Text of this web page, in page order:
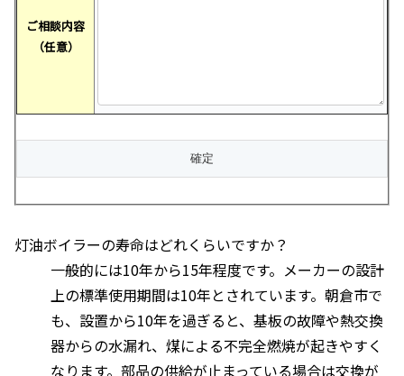
ご相談内容
（任意）
灯油ボイラーの寿命はどれくらいですか？
一般的には10年から15年程度です。メーカーの設計
上の標準使用期間は10年とされています。朝倉市で
も、設置から10年を過ぎると、基板の故障や熱交換
器からの水漏れ、煤による不完全燃焼が起きやすく
なります。部品の供給が止まっている場合は交換が